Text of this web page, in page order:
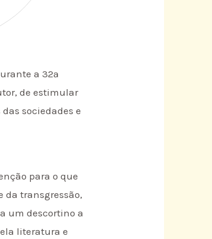
a 32ª
de estimular
sociedades e
para o que
da transgressão,
um descortino a
literatura e